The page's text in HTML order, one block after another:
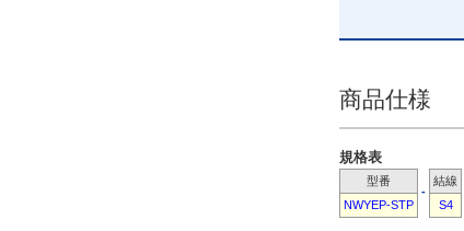
商品仕様
規格表
型番
-
結線
NWYEP-STP
S4